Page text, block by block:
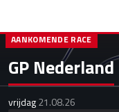
GP Nederland
AANKOMENDE RACE
vrijdag21.08.26